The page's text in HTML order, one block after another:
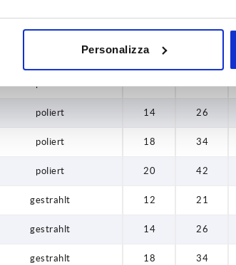
Personalizza
Oberfläche Grundkörper
poliert 14 26
poliert 18 34
poliert 20 42
gestrahlt 12 21
gestrahlt 14 26
gestrahlt 18 34